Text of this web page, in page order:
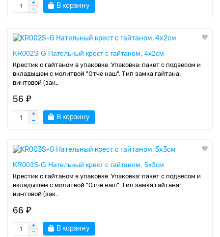
В корзину
KR002S-G Нательный крест с гайтаном, 4х2см
Крестик с гайтаном в упаковке. Упаковка: пакет с подвесом и
вкладышем с молитвой "Отче наш". Тип замка гайтана:
винтовой (зак..
56 ₽
В корзину
KR003S-G Нательный крест с гайтаном, 5х3см
Крестик с гайтаном в упаковке. Упаковка: пакет с подвесом и
вкладышем с молитвой "Отче наш". Тип замка гайтана:
винтовой (зак..
66 ₽
В корзину